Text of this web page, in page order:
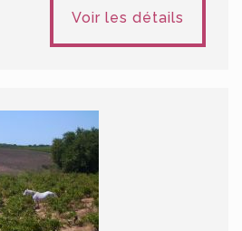
Voir les détails